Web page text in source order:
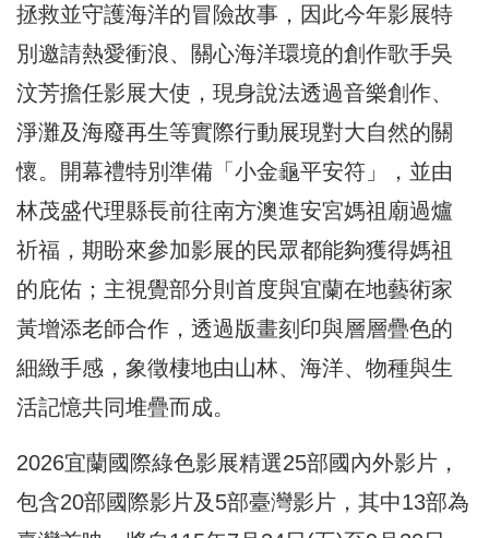
拯救並守護海洋的冒險故事，因此今年影展特
別邀請熱愛衝浪、關心海洋環境的創作歌手吳
汶芳擔任影展大使，現身說法透過音樂創作、
淨灘及海廢再生等實際行動展現對大自然的關
懷。開幕禮特別準備「小金龜平安符」，並由
林茂盛代理縣長前往南方澳進安宮媽祖廟過爐
祈福，期盼來參加影展的民眾都能夠獲得媽祖
的庇佑；主視覺部分則首度與宜蘭在地藝術家
黃增添老師合作，透過版畫刻印與層層疊色的
細緻手感，象徵棲地由山林、海洋、物種與生
活記憶共同堆疊而成。
2026宜蘭國際綠色影展精選25部國內外影片，
包含20部國際影片及5部臺灣影片，其中13部為